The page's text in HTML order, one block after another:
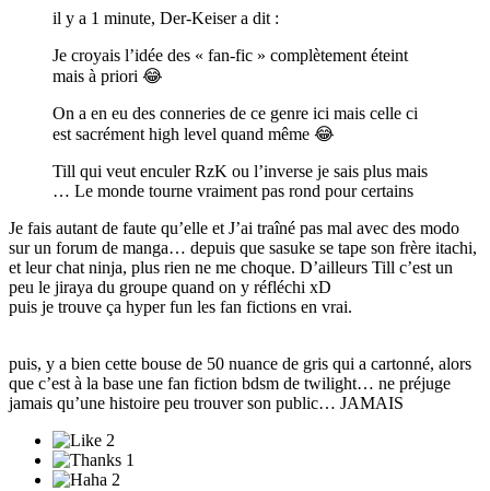
il y a 1 minute, Der-Keiser a dit :
Je croyais l’idée des « fan-fic » complètement éteint
mais à priori 😂
On a en eu des conneries de ce genre ici mais celle ci
est sacrément high level quand même 😂
Till qui veut enculer RzK ou l’inverse je sais plus mais
… Le monde tourne vraiment pas rond pour certains
Je fais autant de faute qu’elle et J’ai traîné pas mal avec des modo
sur un forum de manga… depuis que sasuke se tape son frère itachi,
et leur chat ninja, plus rien ne me choque. D’ailleurs Till c’est un
peu le jiraya du groupe quand on y réfléchi xD
puis je trouve ça hyper fun les fan fictions en vrai.
puis, y a bien cette bouse de 50 nuance de gris qui a cartonné, alors
que c’est à la base une fan fiction bdsm de twilight… ne préjuge
jamais qu’une histoire peu trouver son public… JAMAIS
2
1
2